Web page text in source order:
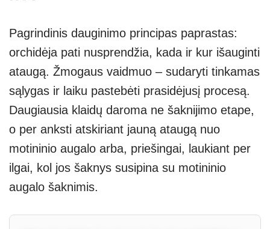
Pagrindinis dauginimo principas paprastas:
orchidėja pati nusprendžia, kada ir kur išauginti
ataugą. Žmogaus vaidmuo – sudaryti tinkamas
sąlygas ir laiku pastebėti prasidėjusį procesą.
Daugiausia klaidų daroma ne šaknijimo etape,
o per anksti atskiriant jauną ataugą nuo
motininio augalo arba, priešingai, laukiant per
ilgai, kol jos šaknys susipina su motininio
augalo šaknimis.